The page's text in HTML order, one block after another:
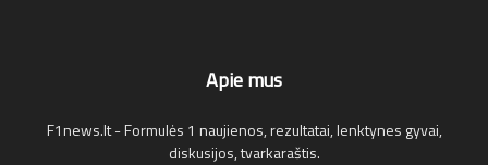
Apie mus
F1news.lt - Formulės 1 naujienos, rezultatai, lenktynes gyvai,
diskusijos, tvarkaraštis.